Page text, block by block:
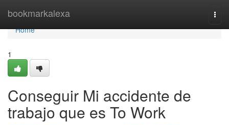
bookmarkalexa
Home
Home
1
Conseguir Mi accidente de
trabajo que es To Work